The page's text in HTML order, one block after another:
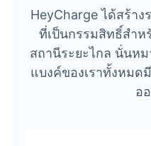
HeyCharge ได้สร้า
ที่เป็นกรรมสิทธิ์สำห
สถานีระยะไกล นั่นห
แบงค์ของเราทั้งหมด
อ